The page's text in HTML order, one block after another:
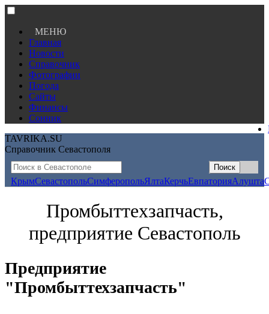
МЕНЮ
Главная
Новости
Справочник
Фотографии
Погода
Сайты
Финансы
Сонник
TAVRIKA.SU
Справочник Севастополя
КрымСевастопольСимферопольЯлтаКерчьЕвпаторияАлушта
Промбыттехзапчасть,
предприятие Севастополь
Предприятие
"Промбыттехзапчасть"